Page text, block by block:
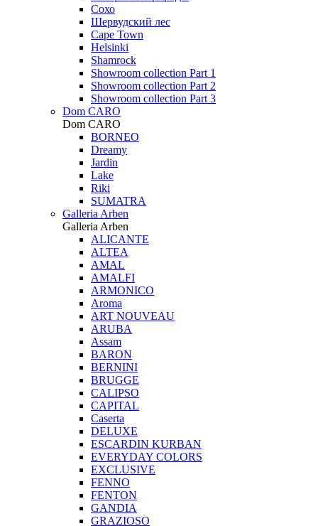
Сохо
Шервудский лес
Cape Town
Helsinki
Shamrock
Showroom collection Part 1
Showroom collection Part 2
Showroom collection Part 3
Dom CARO
Dom CARO
BORNEO
Dreamy
Jardin
Lake
Riki
SUMATRA
Galleria Arben
Galleria Arben
ALICANTE
ALTEA
AMAL
AMALFI
ARMONICO
Aroma
ART NOUVEAU
ARUBA
Assam
BARON
BERNINI
BRUGGE
CALIPSO
CAPITAL
Caserta
DELUXE
ESCARDIN KURBAN
EVERYDAY COLORS
EXCLUSIVE
FENNO
FENTON
GANDIA
GRAZIOSO